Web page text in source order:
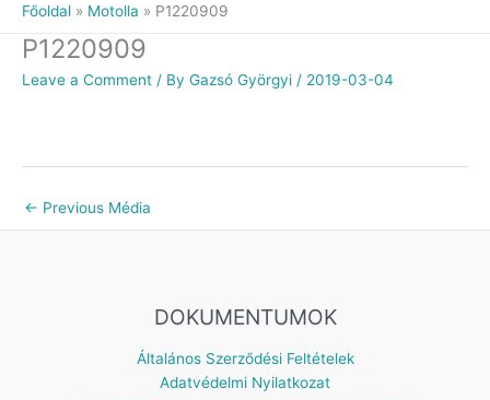
Főoldal Motolla P1220909
P1220909
Leave a Comment / By Gazsó Györgyi / 2019-03-04
← Previous Média
DOKUMENTUMOK
Általános Szerződési Feltételek
Adatvédelmi Nyilatkozat